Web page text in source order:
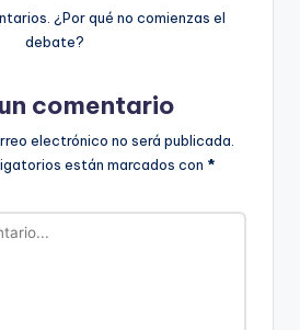
¿Por qué no comienzas el
debate?
comentario
electrónico no será publicada.
están marcados con *